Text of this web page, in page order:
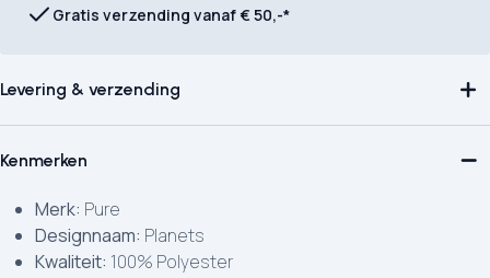
Gratis verzending vanaf € 50,-*
Levering & verzending
Kenmerken
Merk: Pure
Designnaam: Planets
Kwaliteit: 100% Polyester